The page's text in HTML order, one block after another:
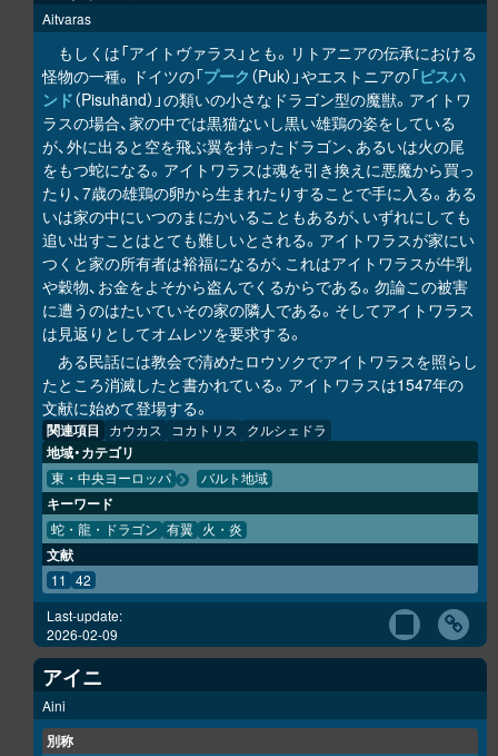
Aitvaras
もしくは「アイトヴァラス」とも。リトアニアの伝承における
怪物の一種。ドイツの「プーク （Puk）」やエストニアの「ピスハ
ンド（Pisuhänd）」の類いの小さなドラゴン型の魔獣。アイトワ
ラスの場合、家の中では黒猫ないし黒い雄鶏の姿をしている
が、外に出ると空を飛ぶ翼を持ったドラゴン、あるいは火の尾
をもつ蛇になる。アイトワラスは魂を引き換えに悪魔から買っ
たり、7歳の雄鶏の卵から生まれたりすることで手に入る。ある
いは家の中にいつのまにかいることもあるが、いずれにしても
追い出すことはとても難しいとされる。アイトワラスが家にい
つくと家の所有者は裕福になるが、これはアイトワラスが牛乳
や穀物、お金をよそから盗んでくるからである。勿論この被害
に遭うのはたいていその家の隣人である。そしてアイトワラス
は見返りとしてオムレツを要求する。
ある民話には教会で清めたロウソクでアイトワラスを照らし
たところ消滅したと書かれている。アイトワラスは1547年の
文献に始めて登場する。
関連項目 カウカス コカトリス クルシェドラ
地域・カテゴリ
東・中央ヨーロッパ バルト地域
キーワード
蛇・龍・ドラゴン 有翼 火・炎
文献
11 42
Last-update:
2026-02-09
アイニ
Aini
別称